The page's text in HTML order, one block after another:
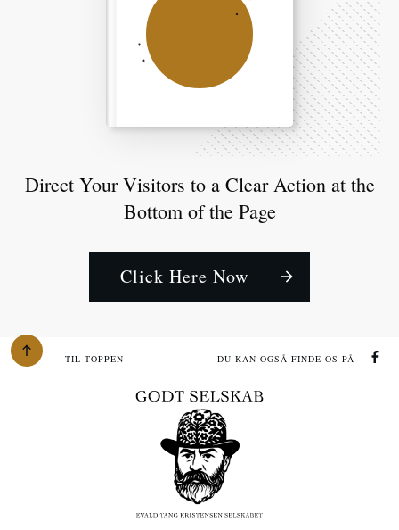
Direct Your Visitors to a Clear Action at the
Bottom of the Page
Click Here Now
TIL TOPPEN DU KAN OGSÅ FINDE OS PÅ